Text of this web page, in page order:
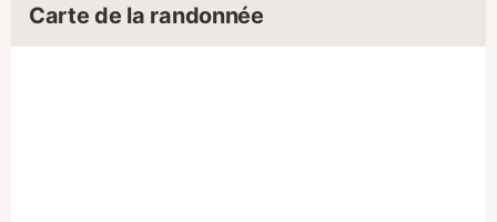
Carte de la randonnée